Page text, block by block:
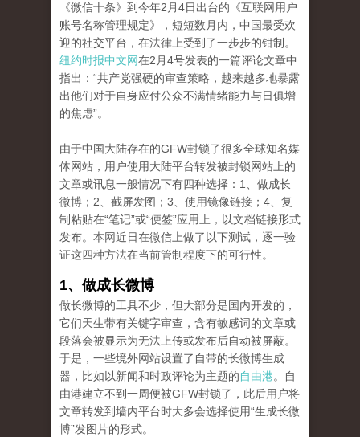
《微信十条》到今年2月4日出台的《互联网用户
账号名称管理规定》，短短数月内，中国最受欢
迎的社交平台，在法律上受到了一步步的钳制。
纽约时报中文网在2月4号发表的一篇评论文章中
指出：“共产党强硬的审查策略，越来越多地暴露
出他们对于自身应付公众不满情绪能力与日俱增
的焦虑”。
由于中国大陆存在的GFW封锁了很多全球知名媒
体网站，用户使用大陆平台转发被封锁网站上的
文章或讯息一般情况下有四种选择：1、做成长
微博；2、截屏发图；3、使用镜像链接；4、复
制粘贴在“笔记”或“便签”应用上，以文档链接形式
发布。本网近日在微信上做了以下测试，逐一验
证这四种方法在当前管制程度下的可行性。
1、做成长微博
做长微博的工具不少，但大部分是国内开发的，
它们天生带有关键字审查，含有敏感词的文章或
段落会被显示为无法上传或发布后自动被屏蔽。
于是，一些境外网站设置了自带的长微博生成
器，比如以新闻和时政评论为主题的自由港。自
由港建立不到一周便被GFW封锁了，此后用户将
文章转发到墙内平台时大多会选择使用“生成长微
博”发图片的形式。